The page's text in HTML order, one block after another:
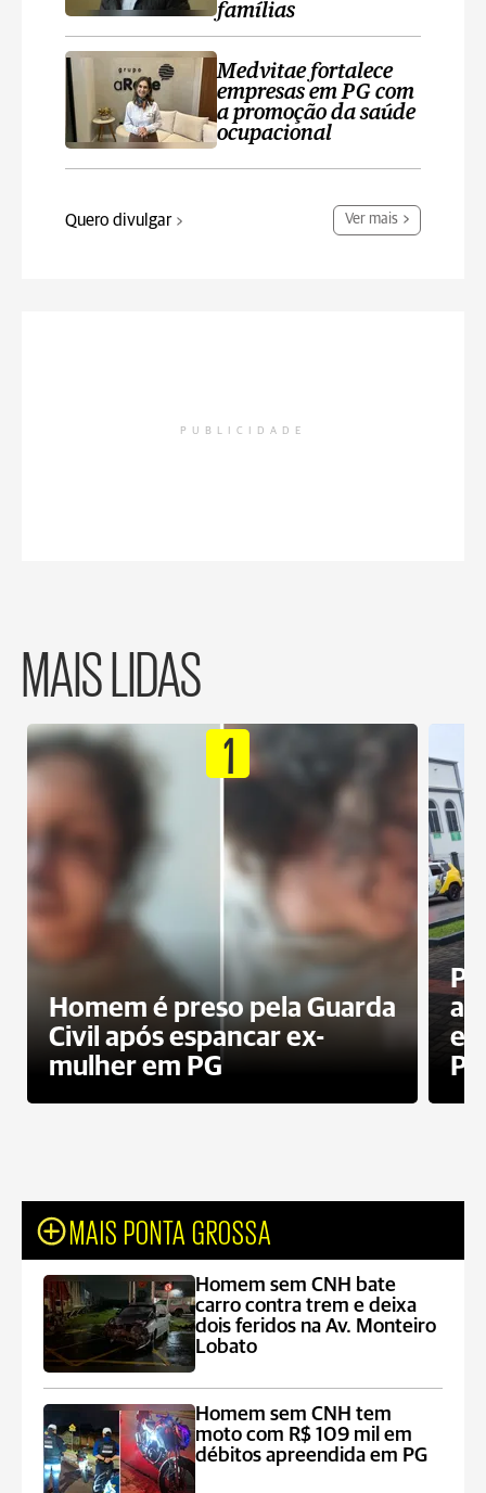
famílias
Medvitae fortalece
empresas em PG com
a promoção da saúde
ocupacional
Quero divulgar Ver mais
PUBLICIDADE
MAIS LIDAS
1
Homem é preso pela Guarda
Civil após espancar ex-
mulher em PG
MAIS PONTA GROSSA
Homem sem CNH bate
carro contra trem e deixa
dois feridos na Av. Monteiro
Lobato
Homem sem CNH tem
moto com R$ 109 mil em
débitos apreendida em PG